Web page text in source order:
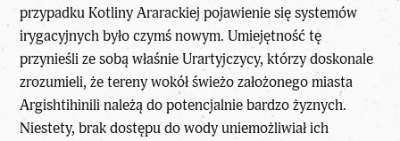
przypadku Kotliny Ararackiej pojawienie się systemów
irygacyjnych było czymś nowym. Umiejętność tę
przynieśli ze sobą właśnie Urartyjczycy, którzy doskonale
zrozumieli, że tereny wokół świeżo założonego miasta
Argishtihinili należą do potencjalnie bardzo żyznych.
Niestety, brak dostępu do wody uniemożliwiał ich